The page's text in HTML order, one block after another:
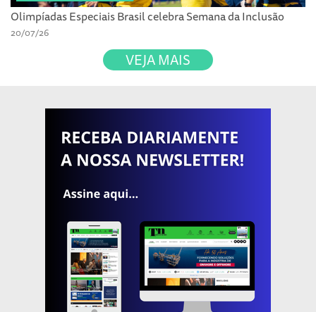
Olimpíadas Especiais Brasil celebra Semana da Inclusão
20/07/26
VEJA MAIS